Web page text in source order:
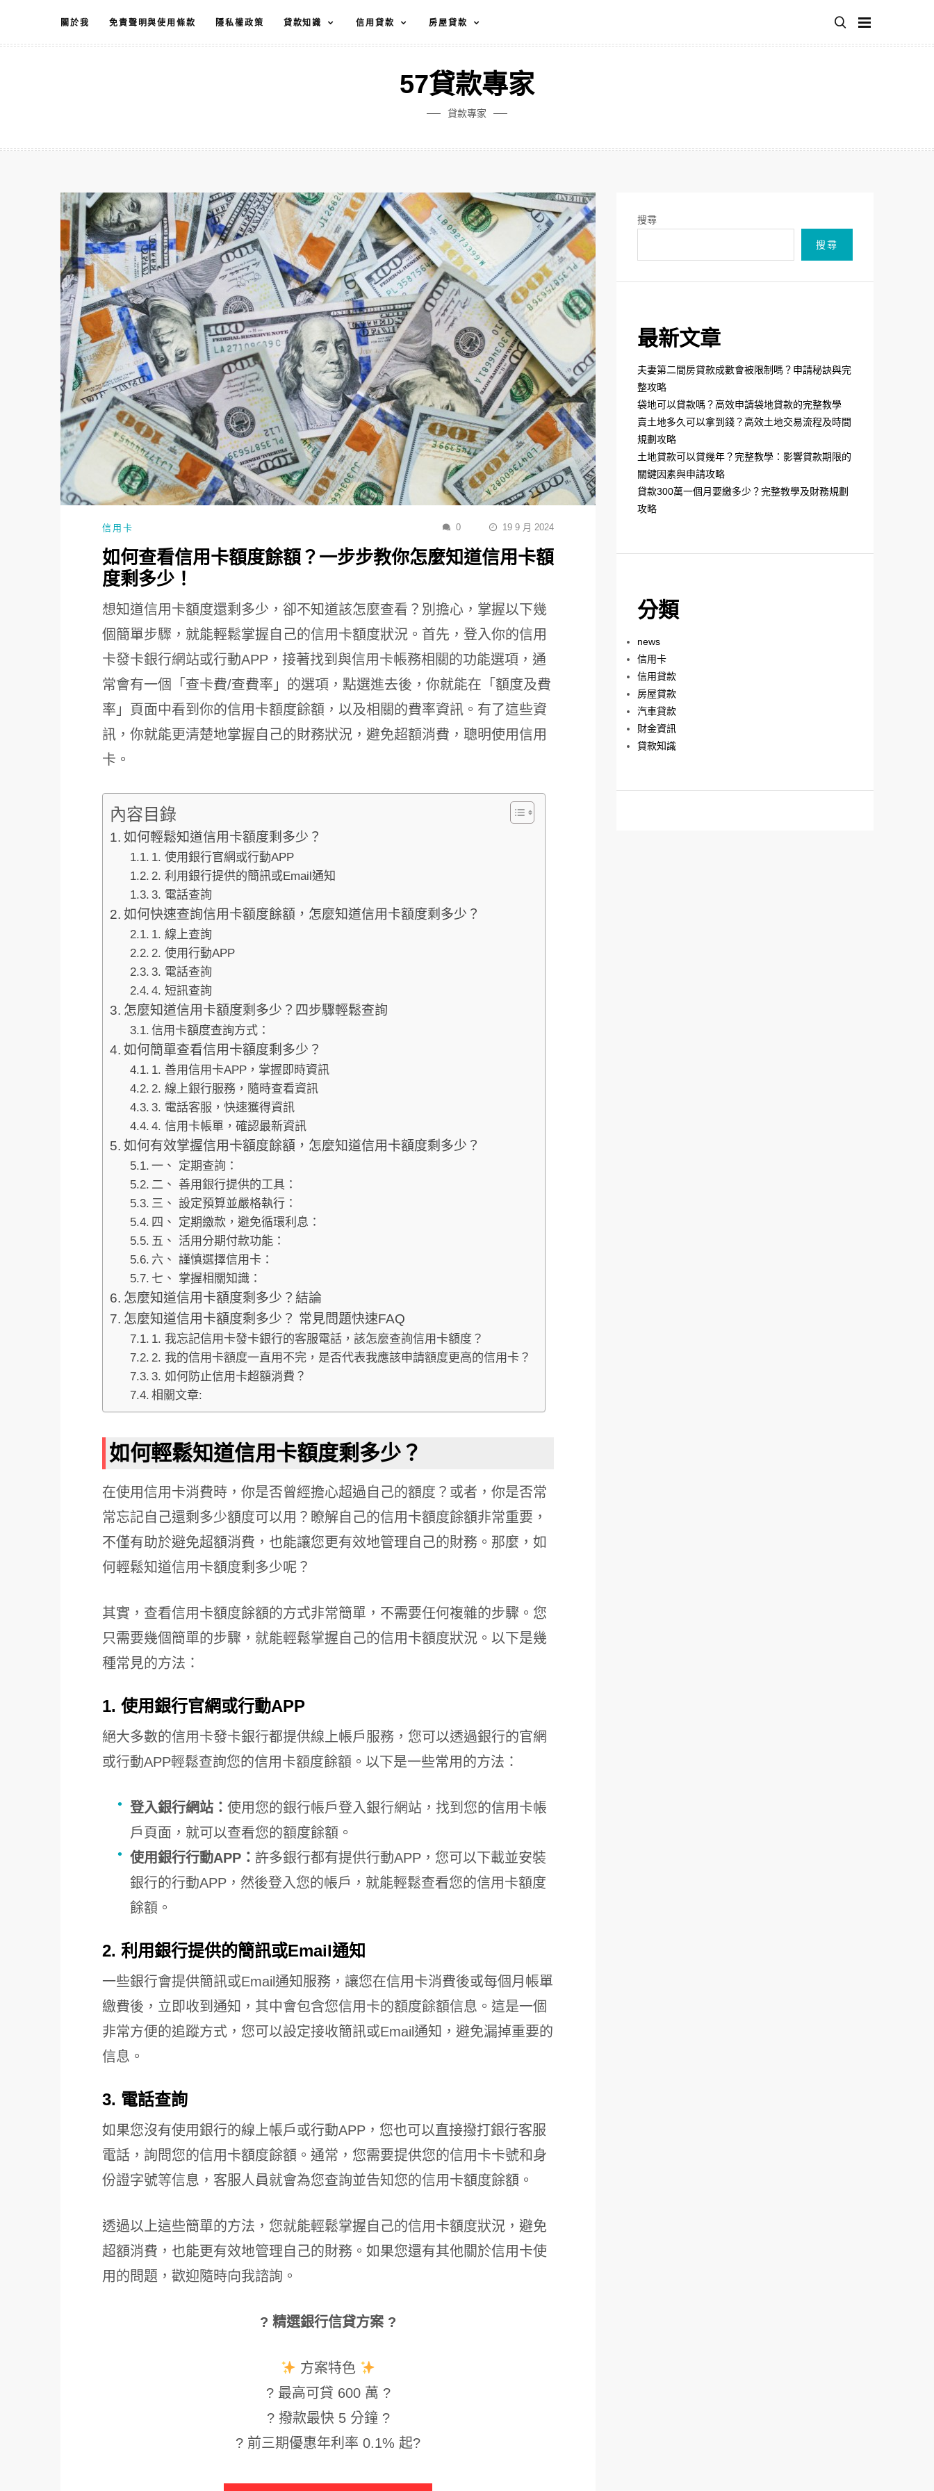
主
關於我 免責聲明與使用條款 隱私權政策 貸款知識 信用貸款 房屋貸款
57貸款專家
貸款專家
信用卡 0 19 9 月 2024
如何查看信用卡額度餘額？一步步教你怎麼知道信用卡額
度剩多少！
想知道信用卡額度還剩多少，卻不知道該怎麼查看？別擔心，掌握以下幾
個簡單步驟，就能輕鬆掌握自己的信用卡額度狀況。首先，登入你的信用
卡發卡銀行網站或行動APP，接著找到與信用卡帳務相關的功能選項，通
常會有一個「查卡費/查費率」的選項，點選進去後，你就能在「額度及費
率」頁面中看到你的信用卡額度餘額，以及相關的費率資訊。有了這些資
訊，你就能更清楚地掌握自己的財務狀況，避免超額消費，聰明使用信用
卡。
內容目錄
如何輕鬆知道信用卡額度剩多少？
1. 使用銀行官網或行動APP
2. 利用銀行提供的簡訊或Email通知
3. 電話查詢
如何快速查詢信用卡額度餘額，怎麼知道信用卡額度剩多少？
1. 線上查詢
2. 使用行動APP
3. 電話查詢
4. 短訊查詢
怎麼知道信用卡額度剩多少？四步驟輕鬆查詢
信用卡額度查詢方式：
如何簡單查看信用卡額度剩多少？
1. 善用信用卡APP，掌握即時資訊
2. 線上銀行服務，隨時查看資訊
3. 電話客服，快速獲得資訊
4. 信用卡帳單，確認最新資訊
如何有效掌握信用卡額度餘額，怎麼知道信用卡額度剩多少？
一、 定期查詢：
二、 善用銀行提供的工具：
三、 設定預算並嚴格執行：
四、 定期繳款，避免循環利息：
五、 活用分期付款功能：
六、 謹慎選擇信用卡：
七、 掌握相關知識：
怎麼知道信用卡額度剩多少？結論
怎麼知道信用卡額度剩多少？ 常見問題快速FAQ
1. 我忘記信用卡發卡銀行的客服電話，該怎麼查詢信用卡額度？
2. 我的信用卡額度一直用不完，是否代表我應該申請額度更高的信用卡？
3. 如何防止信用卡超額消費？
相關文章:
如何輕鬆知道信用卡額度剩多少？
在使用信用卡消費時，你是否曾經擔心超過自己的額度？或者，你是否常
常忘記自己還剩多少額度可以用？瞭解自己的信用卡額度餘額非常重要，
不僅有助於避免超額消費，也能讓您更有效地管理自己的財務。那麼，如
何輕鬆知道信用卡額度剩多少呢？
其實，查看信用卡額度餘額的方式非常簡單，不需要任何複雜的步驟。您
只需要幾個簡單的步驟，就能輕鬆掌握自己的信用卡額度狀況。以下是幾
種常見的方法：
1. 使用銀行官網或行動APP
絕大多數的信用卡發卡銀行都提供線上帳戶服務，您可以透過銀行的官網
或行動APP輕鬆查詢您的信用卡額度餘額。以下是一些常用的方法：
登入銀行網站： 使用您的銀行帳戶登入銀行網站，找到您的信用卡帳
戶頁面，就可以查看您的額度餘額。
使用銀行行動APP： 許多銀行都有提供行動APP，您可以下載並安裝
銀行的行動APP，然後登入您的帳戶，就能輕鬆查看您的信用卡額度
餘額。
2. 利用銀行提供的簡訊或Email通知
一些銀行會提供簡訊或Email通知服務，讓您在信用卡消費後或每個月帳單
繳費後，立即收到通知，其中會包含您信用卡的額度餘額信息。這是一個
非常方便的追蹤方式，您可以設定接收簡訊或Email通知，避免漏掉重要的
信息。
3. 電話查詢
如果您沒有使用銀行的線上帳戶或行動APP，您也可以直接撥打銀行客服
電話，詢問您的信用卡額度餘額。通常，您需要提供您的信用卡卡號和身
份證字號等信息，客服人員就會為您查詢並告知您的信用卡額度餘額。
透過以上這些簡單的方法，您就能輕鬆掌握自己的信用卡額度狀況，避免
超額消費，也能更有效地管理自己的財務。如果您還有其他關於信用卡使
用的問題，歡迎隨時向我諮詢。
? 精選銀行信貸方案 ?
方案特色
? 最高可貸 600 萬 ?
? 撥款最快 5 分鐘 ?
? 前三期優惠年利率 0.1% 起?
搜尋
搜尋
最新文章
夫妻第二間房貸款成數會被限制嗎？申請秘訣與完
整攻略
袋地可以貸款嗎？高效申請袋地貸款的完整教學
賣土地多久可以拿到錢？高效土地交易流程及時間
規劃攻略
土地貸款可以貸幾年？完整教學：影響貸款期限的
關鍵因素與申請攻略
貸款300萬一個月要繳多少？完整教學及財務規劃
攻略
分類
news
信用卡
信用貸款
房屋貸款
汽車貸款
財金資訊
貸款知識